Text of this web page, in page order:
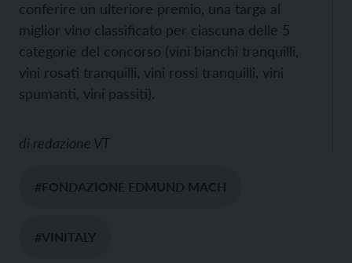
conferire un ulteriore premio, una targa al
miglior vino classificato per ciascuna delle 5
categorie del concorso (vini bianchi tranquilli,
vini rosati tranquilli, vini rossi tranquilli, vini
spumanti, vini passiti).
di redazione VT
#FONDAZIONE EDMUND MACH
#VINITALY